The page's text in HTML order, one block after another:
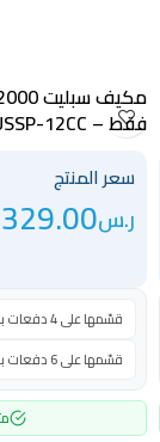
فقط – JUSSP-12CC
سعر المنتج
ر.س
قسّمها على 4 دفعات بقيمة
قسّمها على 6 دفعات بقيمة